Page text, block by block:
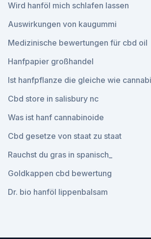
Wird hanföl mich schlafen lassen
Auswirkungen von kaugummi
Medizinische bewertungen für cbd oil
Hanfpapier großhandel
Ist hanfpflanze die gleiche wie
Cbd store in salisbury nc
Was ist hanf cannabinoide
Cbd gesetze von staat zu staat
Rauchst du gras in spanisch_
Goldkappen cbd bewertung
Dr. bio hanföl lippenbalsam